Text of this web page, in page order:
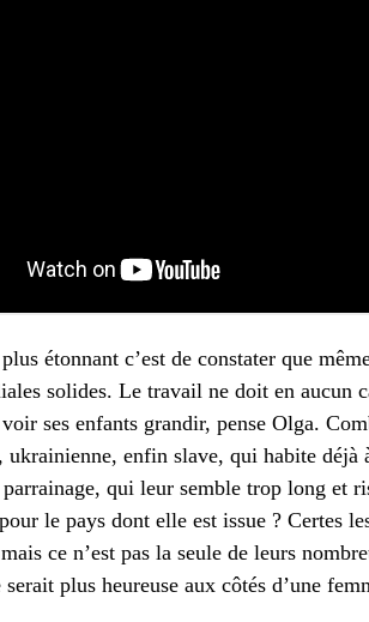
étonnant c’est de constater que
solides. Le travail ne doit en aucun
ses enfants grandir, pense Olga.
ukrainienne, enfin slave, qui habite
parrainage, qui leur semble trop long et
le pays dont elle est issue ? Certes
ce n’est pas la seule de leurs
plus heureuse aux côtés d’une